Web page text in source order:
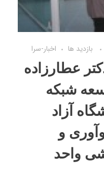
بازديد ها اخبار-سرا
عطارزاده
شبکه
آزاد
و
واحد